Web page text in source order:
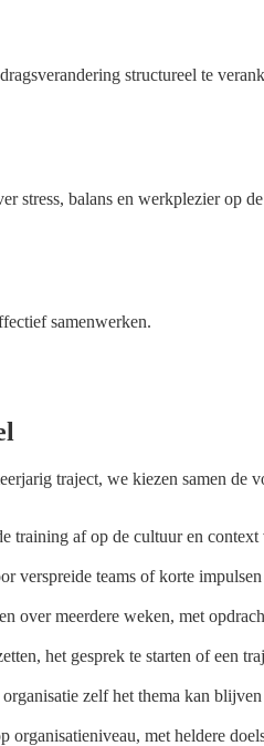
structureel te
stress, balans en werkplezier op
samenwerken.
traject, we kiezen samen de
training af op de cultuur en
verspreide teams of korte
over meerdere weken, met
het gesprek te starten of een
zelf het thema kan
organisatieniveau, met heldere